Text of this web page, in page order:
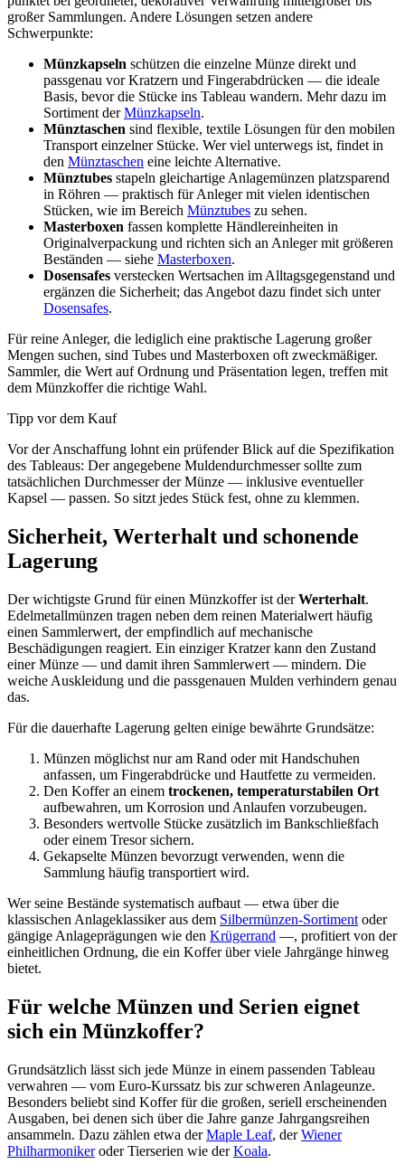
großer Sammlungen. Andere Lösungen setzen andere
Schwerpunkte:
Münzkapseln schützen die einzelne Münze direkt und
passgenau vor Kratzern und Fingerabdrücken — die ideale
Basis, bevor die Stücke ins Tableau wandern. Mehr dazu im
Sortiment derMünzkapseln.
Münztaschen sind flexible, textile Lösungen für den mobilen
Transport einzelner Stücke. Wer viel unterwegs ist, findet in
den Münztaschen eine leichte Alternative.
Münztubes stapeln gleichartige Anlagemünzen platzsparend
in Röhren — praktisch für Anleger mit vielen identischen
Stücken, wie im Bereich Münztubes zu sehen.
Masterboxen fassen komplette Händlereinheiten in
Originalverpackung und richten sich an Anleger mit größeren
Beständen — siehe Masterboxen.
Dosensafes verstecken Wertsachen im Alltagsgegenstand und
ergänzen die Sicherheit; das Angebot dazu findet sich unter
Dosensafes.
Für reine Anleger, die lediglich eine praktische Lagerung großer
Mengen suchen, sind Tubes und Masterboxen oft zweckmäßiger.
Sammler, die Wert auf Ordnung und Präsentation legen, treffen mit
dem Münzkoffer die richtige Wahl.
Tipp vor dem Kauf
Vor der Anschaffung lohnt ein prüfender Blick auf die Spezifikation
des Tableaus: Der angegebene Muldendurchmesser sollte zum
tatsächlichen Durchmesser der Münze — inklusive eventueller
Kapsel — passen. So sitzt jedes Stück fest, ohne zu klemmen.
Sicherheit, Werterhalt und schonende
Lagerung
Der wichtigste Grund für einen Münzkoffer ist derWerterhalt.
Edelmetallmünzen tragen neben dem reinen Materialwert häufig
einen Sammlerwert, der empfindlich auf mechanische
Beschädigungen reagiert. Ein einziger Kratzer kann den Zustand
einer Münze — und damit ihren Sammlerwert — mindern. Die
weiche Auskleidung und die passgenauen Mulden verhindern genau
das.
Für die dauerhafte Lagerung gelten einige bewährte Grundsätze:
Münzen möglichst nur am Rand oder mit Handschuhen
anfassen, um Fingerabdrücke und Hautfette zu vermeiden.
Den Koffer an einem trockenen, temperaturstabilen Ort
aufbewahren, um Korrosion und Anlaufen vorzubeugen.
Besonders wertvolle Stücke zusätzlich im Bankschließfach
oder einem Tresor sichern.
Gekapselte Münzen bevorzugt verwenden, wenn die
Sammlung häufig transportiert wird.
Wer seine Bestände systematisch aufbaut — etwa über die
klassischen Anlageklassiker aus dem Silbermünzen-Sortiment oder
gängige Anlageprägungen wie den Krügerrand —, profitiert von der
einheitlichen Ordnung, die ein Koffer über viele Jahrgänge hinweg
bietet.
Für welche Münzen und Serien eignet
sich ein Münzkoffer?
Grundsätzlich lässt sich jede Münze in einem passenden Tableau
verwahren — vom Euro-Kurssatz bis zur schweren Anlageunze.
Besonders beliebt sind Koffer für die großen, seriell erscheinenden
Ausgaben, bei denen sich über die Jahre ganze Jahrgangsreihen
ansammeln. Dazu zählen etwa derMaple Leaf, derWiener
Philharmonikeroder Tierserien wie derKoala.